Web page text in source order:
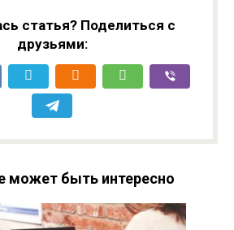
статья? Поделиться с
друзьями:
может быть интересно